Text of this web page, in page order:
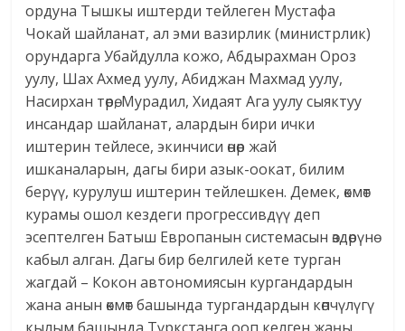
ордуна Тышкы иштерди тейлеген Мустафа
Чокай шайланат, ал эми вазирлик (министрлик)
орундарга Убайдулла кожо, Абдырахман Ороз
уулу, Шах Ахмед уулу, Абиджан Махмад уулу,
Насирхан төрө, Мурадил, Хидаят Ага уулу сыяктуу
инсандар шайланат, алардын бири ички
иштерин тейлесе, экинчиси өнөр жай
ишканаларын, дагы бири азык-оокат, билим
берүү, курулуш иштерин тейлешкен. Демек, өкмөт
курамы ошол кездеги прогрессивдүү деп
эсептелген Батыш Европанын системасын өздөрүнө
кабыл алган. Дагы бир белгилей кете турган
жагдай – Кокон автономиясын кургандардын
жана анын өкмөт башында тургандардын көпчүлүгү